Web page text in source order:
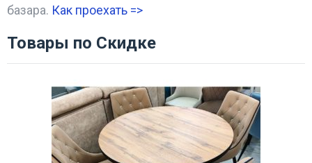
базара. Как проехать =>
Товары по Скидке